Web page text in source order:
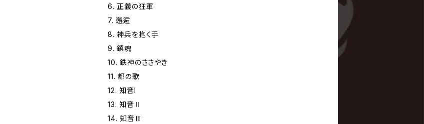
6. 正義の狂軍
7. 邂逅
8. 神兵を抱く手
9. 鎮魂
10. 鉄神のささやき
11. 都の歌
12. 知音I
13. 知音Ⅱ
14. 知音Ⅲ